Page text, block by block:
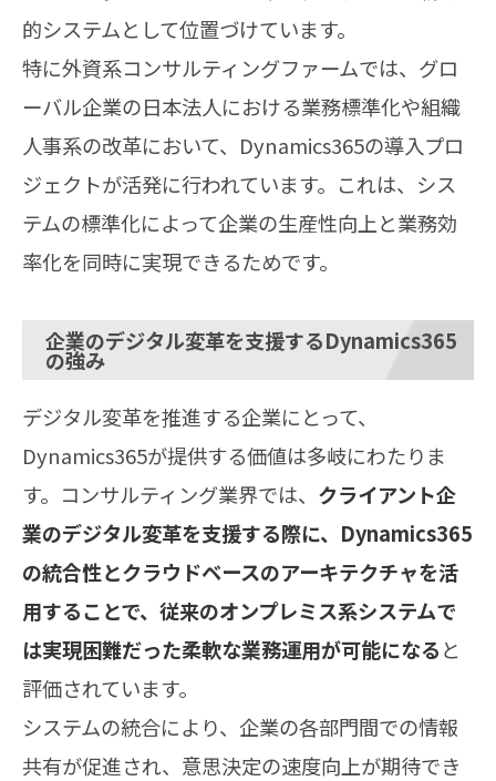
的システムとして位置づけています。
特に外資系コンサルティングファームでは、グロ
ーバル企業の日本法人における業務標準化や組織
人事系の改革において、Dynamics365の導入プロ
ジェクトが活発に行われています。これは、シス
テムの標準化によって企業の生産性向上と業務効
率化を同時に実現できるためです。
企業のデジタル変革を支援するDynamics365
の強み
デジタル変革を推進する企業にとって、
Dynamics365が提供する価値は多岐にわたりま
す。コンサルティング業界では、 クライアント企
業のデジタル変革を支援する際に、Dynamics365
の統合性とクラウドベースのアーキテクチャを活
用することで、従来のオンプレミス系システムで
は実現困難だった柔軟な業務運用が可能になると
評価されています。
システムの統合により、企業の各部門間での情報
共有が促進され、意思決定の速度向上が期待でき